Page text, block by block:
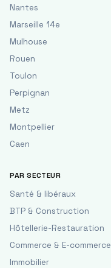
Nantes
Marseille 14e
Mulhouse
Rouen
Toulon
Perpignan
Metz
Montpellier
Caen
PAR SECTEUR
Santé & libéraux
BTP & Construction
Hôtellerie-Restauration
Commerce & E-commerce
Immobilier